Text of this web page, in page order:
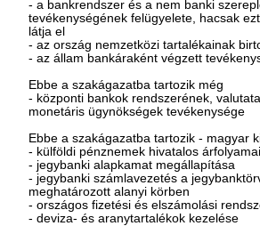
- a bankrendszer és a nem banki
tevékenységének felügyelete, hacsak
látja el
- az ország nemzetközi tartalékainak
- az állam bankáraként végzett
Ebbe a szakágazatba tartozik még
- központi bankok rendszerének,
monetáris ügynökségek tevékenysége
Ebbe a szakágazatba tartozik - magyar
- külföldi pénznemek hivatalos
- jegybanki alapkamat megállapítása
- jegybanki számlavezetés a
meghatározott alanyi körben
- országos fizetési és elszámolási
- deviza- és aranytartalékok kezelése